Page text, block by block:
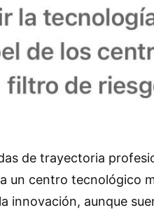
de trayectoria
un centro tecnológico
innovación, aunque